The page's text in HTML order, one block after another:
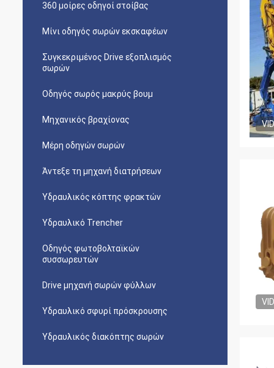
360 μοίρες οδηγοί στοίβας
Μίνι οδηγός σωρών εκσκαφέων
Συγκεκριμένος Drive εξοπλισμός
σωρών
Οδηγός σωρός μακρύς βουμ
Μηχανικός βραχίονας
Μέρη οδηγών σωρών
Άντεξε τη μηχανή διατρήσεων
Υδραυλικός κόπτης φρακτών
Υδραυλικό Trencher
Οδηγός φωτοβολταϊκών
συσσωρευτών
Drive μηχανή σωρών φύλλων
Υδραυλικό σφυρί πρόσκρουσης
Υδραυλικός διακόπτης σωρών